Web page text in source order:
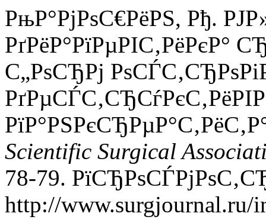
РњР°РјРѕС€РёРЅ, Рђ.
РґРёР°РїРµРІС‚РёРєР°
С„РѕСЂРј
Scientific Surgical
78-79.
http://www.surgjournal.ru/